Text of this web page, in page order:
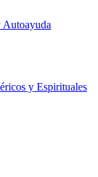
Autoayuda
y Espirituales